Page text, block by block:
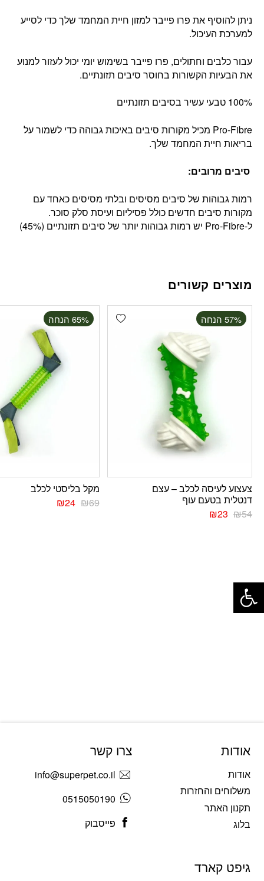
ניתן להוסיף את פרו פייבר למזון חיית המחמד שלך כדי לסייע
למערכת העיכול.
עבור כלבים וחתולים, פרו פייבר בשימוש יומי יכול לעזור למנוע
את הבעיות הקשורות בחוסר סיבים תזונתיים.
100% טבעי עשיר בסיבים תזונתיים
Pro-Fibre מכיל מקורות סיבים באיכות גבוהה כדי לשמור על
בריאות חיית המחמד שלך.
סיבים מרובים:
רמות גבוהות של סיבים מסיסים ובלתי מסיסים כאחד עם
מקורות סיבים חדשים כולל פסיליום ועיסת סלק סוכר.
ל-Pro-Fibre יש רמות גבוהות יותר של סיבים תזונתיים (45%)
מוצרים קשורים
Add wishlist ‫57% הנחה
צעצוע לעיסה לכלב – עצם
דנטלית בטעם עוף
₪54
₪23
‫65% הנחה
מקל בליסטי לכלב
₪69
₪24
אודות
אודות
משלוחים והחזרות
תקנון האתר
בלוג
צרו קשר
info@superpet.co.il
0515050190
פייסבוק
גיפט קארד
פתח סרגל נגישות